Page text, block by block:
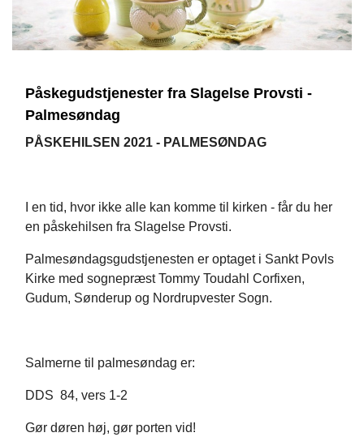
Påskegudstjenester fra Slagelse Provsti -
Palmesøndag
PÅSKEHILSEN 2021 - PALMESØNDAG
I en tid, hvor ikke alle kan komme til kirken - får du her
en påskehilsen fra Slagelse Provsti.
Palmesøndagsgudstjenesten er optaget i Sankt Povls
Kirke med sognepræst Tommy Toudahl Corfixen,
Gudum, Sønderup og Nordrupvester Sogn.
Salmerne til palmesøndag er:
DDS 84, vers 1-2
Gør døren høj, gør porten vid!